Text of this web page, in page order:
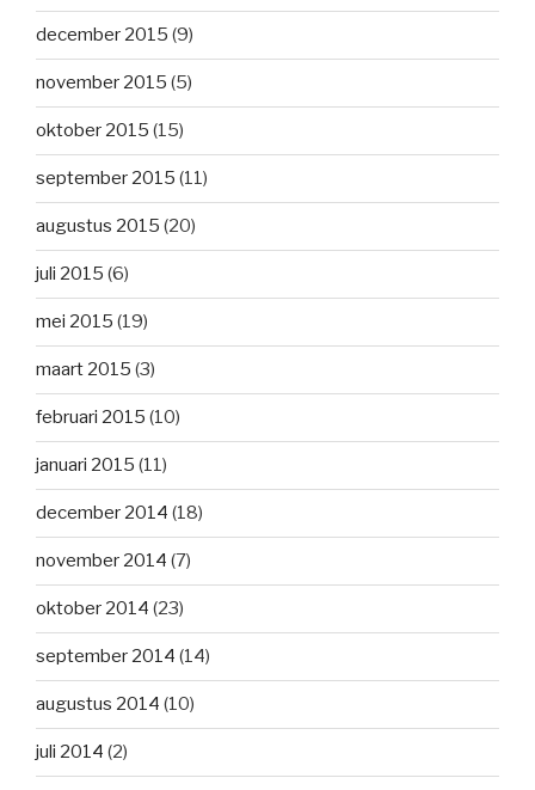
december 2015 (9)
november 2015 (5)
oktober 2015 (15)
september 2015 (11)
augustus 2015 (20)
juli 2015 (6)
mei 2015 (19)
maart 2015 (3)
februari 2015 (10)
januari 2015 (11)
december 2014 (18)
november 2014 (7)
oktober 2014 (23)
september 2014 (14)
augustus 2014 (10)
juli 2014 (2)